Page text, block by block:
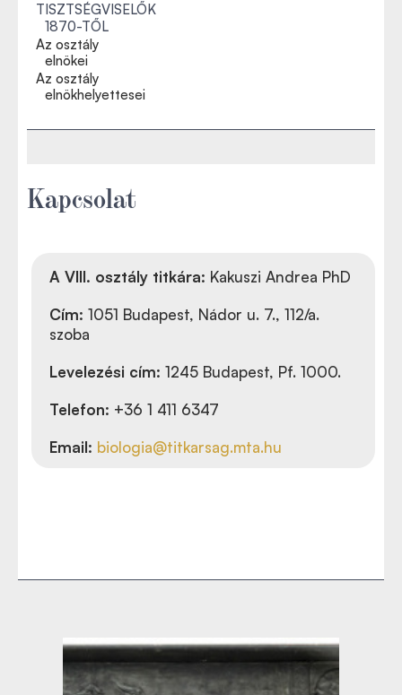
TISZTSÉGVISELŐK
1870-TŐL
Az osztály
elnökei
Az osztály
elnökhelyettesei
Kapcsolat
A VIII. osztály titkára: Kakuszi Andrea PhD
Cím: 1051 Budapest, Nádor u. 7., 112/a.
szoba
Levelezési cím: 1245 Budapest, Pf. 1000.
Telefon: +36 1 411 6347
Email: biologia@titkarsag.mta.hu